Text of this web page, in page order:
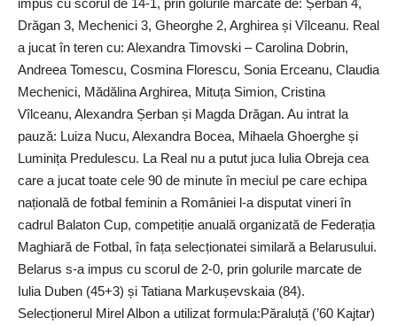
Drăgan 3, Mechenici 3, Gheorghe 2, Arghirea și Vîlceanu. Real
a jucat în teren cu: Alexandra Timovski – Carolina Dobrin,
Andreea Tomescu, Cosmina Florescu, Sonia Erceanu, Claudia
Mechenici, Mădălina Arghirea, Mituța Simion, Cristina
Vîlceanu, Alexandra Șerban și Magda Drăgan. Au intrat la
pauză: Luiza Nucu, Alexandra Bocea, Mihaela Ghoerghe și
Luminița Predulescu. La Real nu a putut juca Iulia Obreja cea
care a jucat toate cele 90 de minute în meciul pe care echipa
națională de fotbal feminin a României l-a disputat vineri în
cadrul Balaton Cup, competiție anuală organizată de Federația
Maghiară de Fotbal, în fața selecționatei similară a Belarusului.
Belarus s-a impus cu scorul de 2-0, prin golurile marcate de
Iulia Duben (45+3) și Tatiana Markușevskaia (84).
Selecționerul Mirel Albon a utilizat formula:Păraluță (’60 Kajtar)